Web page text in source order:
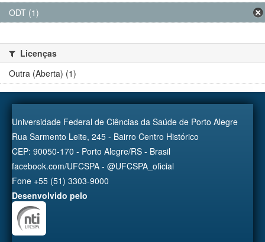
ODT (1)
Licenças
Outra (Aberta) (1)
Universidade Federal de Ciências da Saúde de Porto Alegre
Rua Sarmento Leite, 245 - Bairro Centro Histórico
CEP: 90050-170 - Porto Alegre/RS - Brasil
facebook.com/UFCSPA - @UFCSPA_oficial
Fone +55 (51) 3303-9000
Desenvolvido pelo